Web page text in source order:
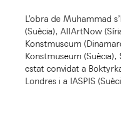
L’obra de Muhammad
(Suècia), AllArtNow
Konstmuseum
Konstmuseum
estat convidat a
Londres i a IASPIS